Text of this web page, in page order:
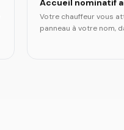
Votre chauffeur vous
panneau à votre nom,